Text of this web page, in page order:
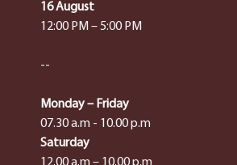
16 August
12:00 PM – 5:00 PM
--
Monday – Friday
07.30 a.m - 10.00 p.m
Saturday